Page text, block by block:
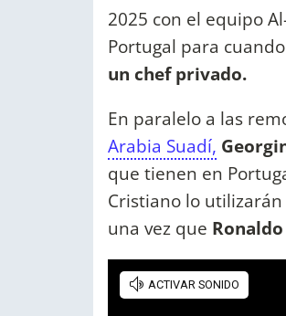
2025 con el equipo
Portugal para
un chef privado.
En paralelo a las
Arabia Suadí,
que tienen en
Cristiano lo
una vez que Ronaldo